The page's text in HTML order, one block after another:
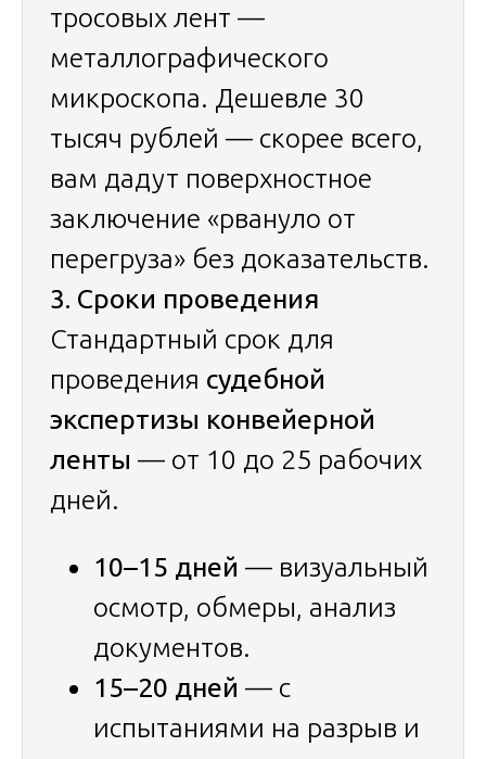
тросовых лент —
металлографического
микроскопа. Дешевле 30
тысяч рублей — скорее всего,
вам дадут поверхностное
заключение «рвануло от
перегруза» без доказательств.
3. Сроки проведения
Стандартный срок для
проведения судебной
экспертизы конвейерной
ленты — от 10 до 25 рабочих
дней.
10–15 дней — визуальный
осмотр, обмеры, анализ
документов.
15–20 дней — с
испытаниями на разрыв и